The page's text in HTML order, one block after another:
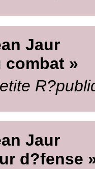
Jaur
combat »
Jaur
d?fense